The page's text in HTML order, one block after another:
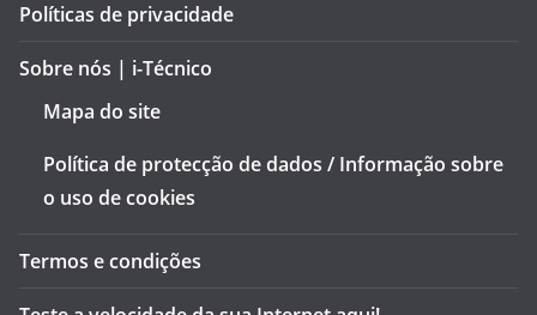
Políticas de privacidade
Sobre nós | i-Técnico
Mapa do site
Política de protecção de dados / Informação sobre
o uso de cookies
Termos e condições